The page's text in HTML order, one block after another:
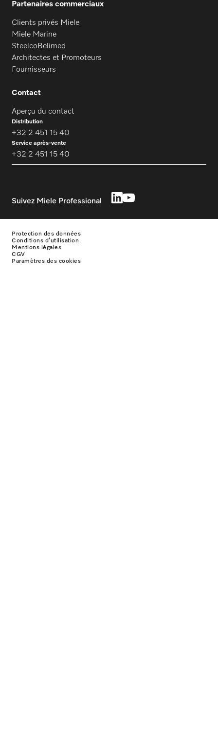
Partenaires commerciaux
Clients privés Miele
Miele Marine
SteelcoBelimed
Architectes et Promoteurs
Fournisseurs
Contact
Aperçu du contact
Distribution
+32 2 451 15 40
Service après-vente
+32 2 451 15 40
Suivez Miele Professional
Protection des données
Conditions d’utilisation
Mentions légales
CGV
Paramètres des cookies